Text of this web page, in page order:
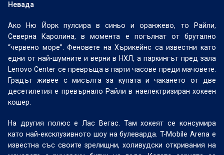
Невада
Ако Ню Йорк пулсира в синьо и оранжево, то Райли,
Северна Каролина, в момента е погълнат от брутално
“червено море”. Феновете на Хърикейнс са известни като
едни от най-шумните и верни в НХЛ, а паркингът пред зала
Lenovo Center се превръща в парти часове преди мачовете.
Градът живее с мисълта за купата и чакането от две
десетилетия е превърнало Райли в наелектризиран хокеен
кошер.
На другия полюс е Лас Вегас. Там хокеят се консумира
като най-ексклузивното шоу на булеварда. T-Mobile Arena е
известна със своите зрелищни, холивудски откривания на